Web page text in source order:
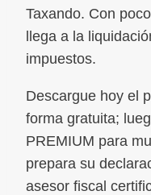
Taxando. Con
llega a la
impuestos.
Descargue hoy el
forma gratuita;
PREMIUM para
prepara su
asesor fiscal